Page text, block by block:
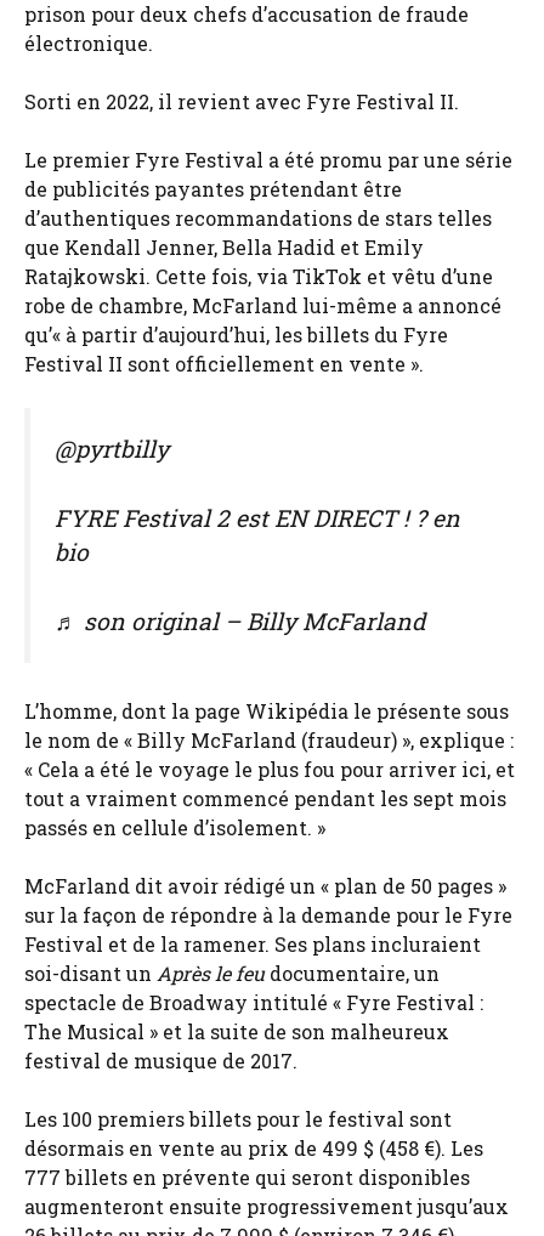
prison pour deux chefs d’accusation de fraude
électronique.
Sorti en 2022, il revient avec Fyre Festival II.
Le premier Fyre Festival a été promu par une série
de publicités payantes prétendant être
d’authentiques recommandations de stars telles
que Kendall Jenner, Bella Hadid et Emily
Ratajkowski. Cette fois, via TikTok et vêtu d’une
robe de chambre, McFarland lui-même a annoncé
qu’« à partir d’aujourd’hui, les billets du Fyre
Festival II sont officiellement en vente ».
@pyrtbilly
FYRE Festival 2 est EN DIRECT ! ? en
bio
♬ son original – Billy McFarland
L’homme, dont la page Wikipédia le présente sous
le nom de « Billy McFarland (fraudeur) », explique :
« Cela a été le voyage le plus fou pour arriver ici, et
tout a vraiment commencé pendant les sept mois
passés en cellule d’isolement. »
McFarland dit avoir rédigé un « plan de 50 pages »
sur la façon de répondre à la demande pour le Fyre
Festival et de la ramener. Ses plans incluraient
soi-disant un Après le feudocumentaire, un
spectacle de Broadway intitulé « Fyre Festival :
The Musical » et la suite de son malheureux
festival de musique de 2017.
Les 100 premiers billets pour le festival sont
désormais en vente au prix de 499 $ (458 €). Les
777 billets en prévente qui seront disponibles
augmenteront ensuite progressivement jusqu’aux